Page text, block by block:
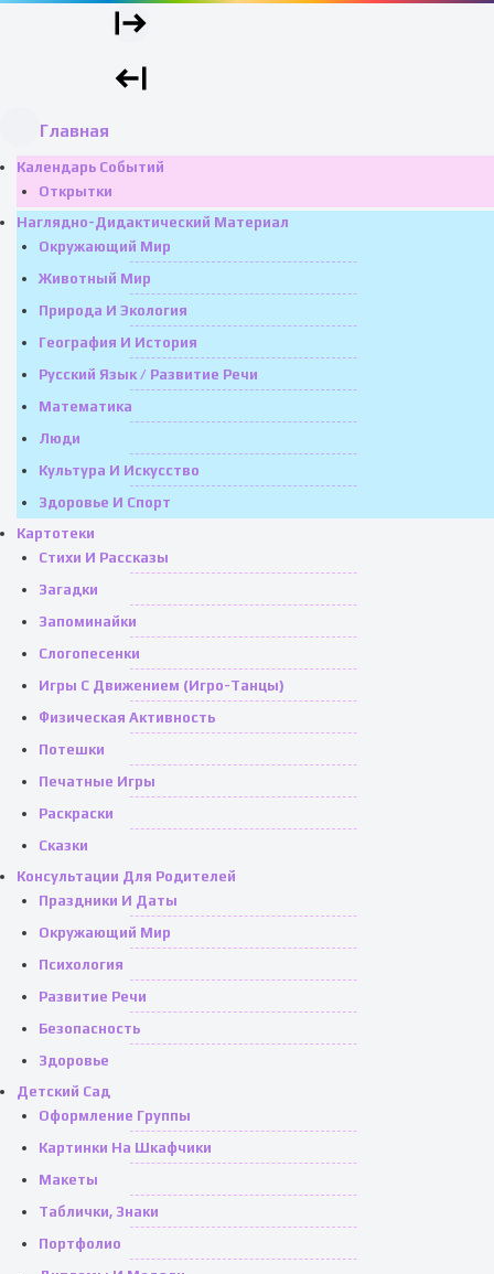
Главная
Календарь Событий
Открытки
Наглядно-Дидактический Материал
Окружающий Мир
Животный Мир
Природа И Экология
География И История
Русский Язык / Развитие Речи
Математика
Люди
Культура И Искусство
Здоровье И Спорт
Картотеки
Стихи И Рассказы
Загадки
Запоминайки
Слогопесенки
Игры С Движением (игро-Танцы)
Физическая Активность
Потешки
Печатные Игры
Раскраски
Сказки
Консультации Для Родителей
Праздники И Даты
Окружающий Мир
Психология
Развитие Речи
Безопасность
Здоровье
Детский Сад
Оформление Группы
Картинки На Шкафчики
Макеты
Таблички, Знаки
Портфолио